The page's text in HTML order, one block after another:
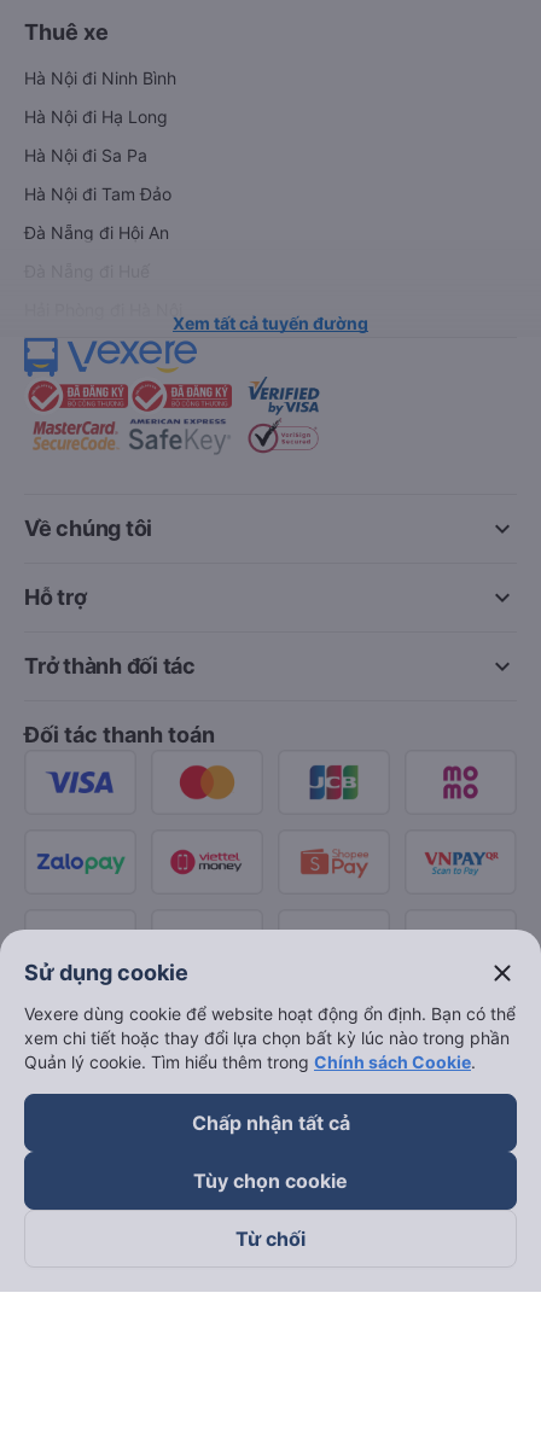
Thuê xe
Hà Nội đi Ninh Bình
Hà Nội đi Hạ Long
Hà Nội đi Sa Pa
Hà Nội đi Tam Đảo
Đà Nẵng đi Hội An
Xem tất cả tuyến đường
keyboard_arrow_down
Về chúng tôi
keyboard_arrow_down
Hỗ trợ
keyboard_arrow_down
Trở thành đối tác
Đối tác thanh toán
Theo dõi chúng tôi trên
Sử dụng cookie close
Vexere dùng cookie để website hoạt động ổn định. Bạn có thể
xem chi tiết hoặc thay đổi lựa chọn bất kỳ lúc nào trong phần
Quản lý cookie. Tìm hiểu thêm trong Chính sách Cookie.
Chấp nhận tất cả
Tùy chọn cookie
Từ chối